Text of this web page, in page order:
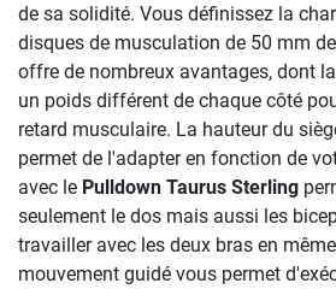
de sa solidité. Vous définissez la
disques de musculation de 50 mm
offre de nombreux avantages, dont
un poids différent de chaque côté
retard musculaire. La hauteur du
permet de l'adapter en fonction de
avec le Pulldown Taurus Sterling
seulement le dos mais aussi les
travailler avec les deux bras en
mouvement guidé vous permet